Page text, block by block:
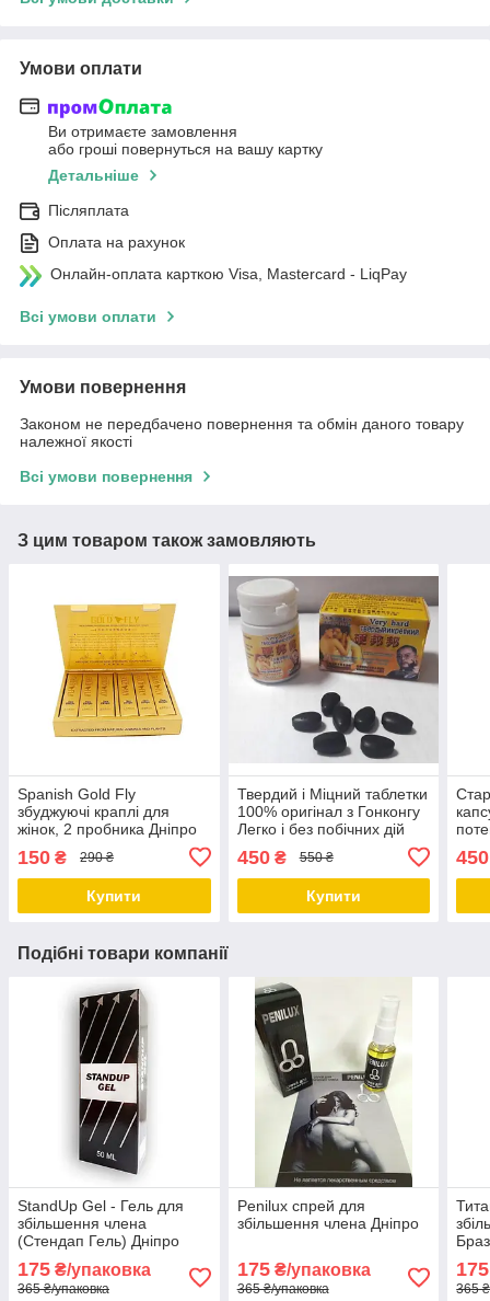
Умови оплати
Ви отримаєте замовлення
або гроші повернуться на вашу картку
Детальніше
Післяплата
Оплата на рахунок
Онлайн-оплата карткою Visa, Mastercard - LiqPay
Всі умови оплати
Умови повернення
Законом не передбачено повернення та обмін даного товару
належної якості
Всі умови повернення
З цим товаром також замовляють
Spanish Gold Fly
збуджуючі краплі для
жінок, 2 пробника Дніпро
150 ₴ 290 ₴
Купити
Твердий і Міцний таблетки
100% оригінал з Гонконгу
Легко і без побічних дій
450₴ 550 ₴
Купити
450
Подібні товари компанії
StandUp Gel - Гель для
збільшення члена
(Стендап Гель) Дніпро
175 ₴/упаковка
365 ₴/упаковка
Penilux спрей для
збільшення члена Дніпро
175₴/упаковка
365 ₴/упаковка
175
365